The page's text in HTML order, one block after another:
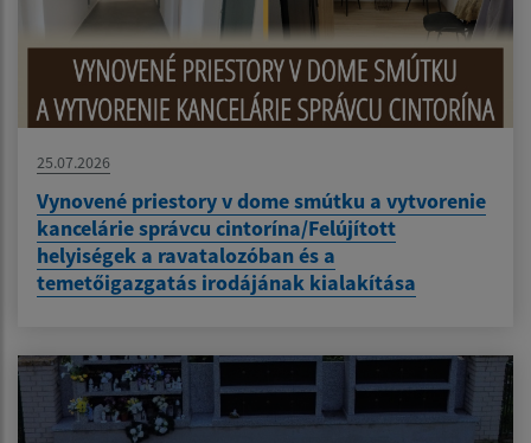
25.07.2026
Vynovené priestory v dome smútku a vytvorenie
kancelárie správcu cintorína/Felújított
helyiségek a ravatalozóban és a
temetőigazgatás irodájának kialakítása